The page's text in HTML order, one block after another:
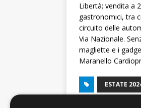
Libertà; vendita a
gastronomici, tra
circuito delle
Via Nazionale.
magliette e i
Maranello
ESTATE